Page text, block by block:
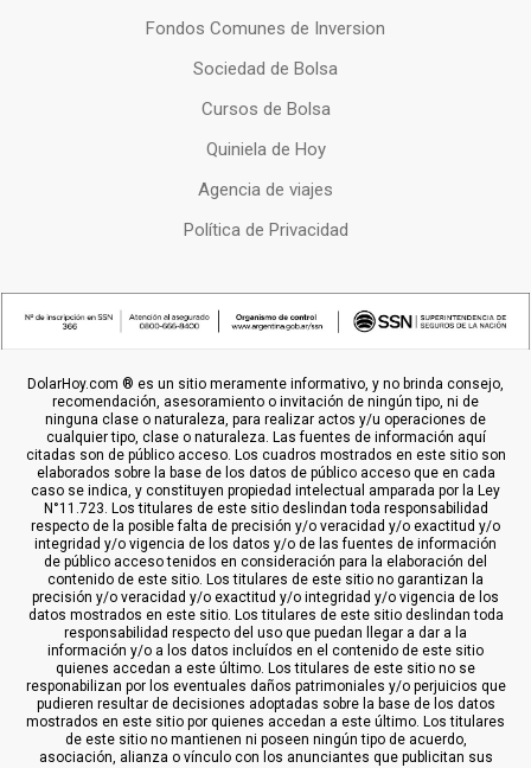
Fondos Comunes de Inversion
Sociedad de Bolsa
Cursos de Bolsa
Quiniela de Hoy
Agencia de viajes
Política de Privacidad
DolarHoy.com ® es un sitio meramente informativo, y no brinda consejo,
recomendación, asesoramiento o invitación de ningún tipo, ni de
ninguna clase o naturaleza, para realizar actos y/u operaciones de
cualquier tipo, clase o naturaleza. Las fuentes de información aquí
citadas son de público acceso. Los cuadros mostrados en este sitio son
elaborados sobre la base de los datos de público acceso que en cada
caso se indica, y constituyen propiedad intelectual amparada por la Ley
N°11.723. Los titulares de este sitio deslindan toda responsabilidad
respecto de la posible falta de precisión y/o veracidad y/o exactitud y/o
integridad y/o vigencia de los datos y/o de las fuentes de información
de público acceso tenidos en consideración para la elaboración del
contenido de este sitio. Los titulares de este sitio no garantizan la
precisión y/o veracidad y/o exactitud y/o integridad y/o vigencia de los
datos mostrados en este sitio. Los titulares de este sitio deslindan toda
responsabilidad respecto del uso que puedan llegar a dar a la
información y/o a los datos incluídos en el contenido de este sitio
quienes accedan a este último. Los titulares de este sitio no se
responabilizan por los eventuales daños patrimoniales y/o perjuicios que
pudieren resultar de decisiones adoptadas sobre la base de los datos
mostrados en este sitio por quienes accedan a este último. Los titulares
de este sitio no mantienen ni poseen ningún tipo de acuerdo,
asociación, alianza o vínculo con los anunciantes que publicitan sus